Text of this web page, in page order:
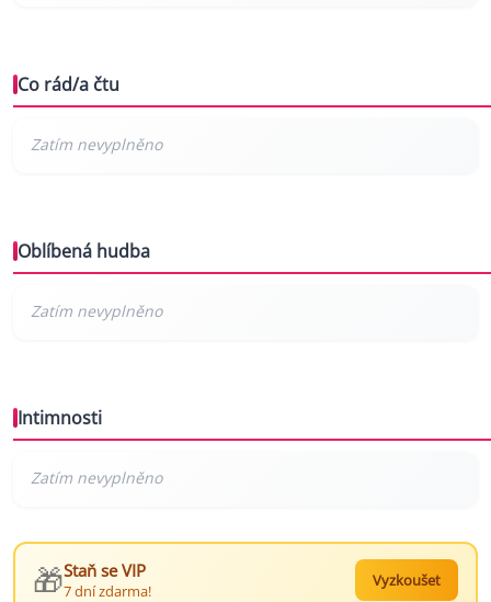
Co rád/a čtu
Oblíbená hudba
Intimnosti
🎁Staň se VIP
7 dní zdarma!
Vyzkoušet